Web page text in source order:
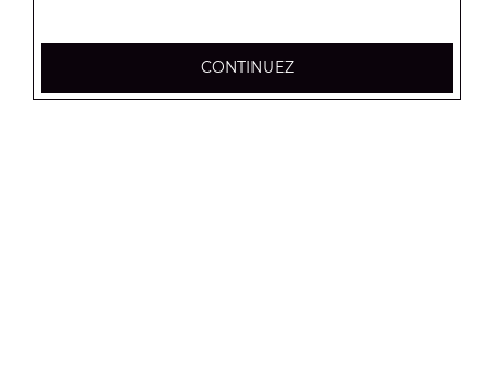
supreme sucuk large
CONTINUEZ